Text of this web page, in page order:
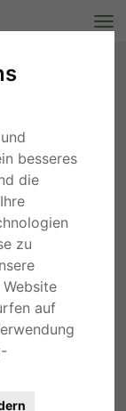
besseres
die
zu
auf